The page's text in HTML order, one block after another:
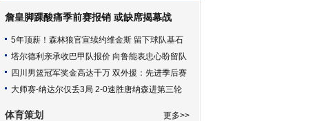
詹皇脚踝酸痛季前赛报销 或缺席揭幕战
5年顶薪！森林狼官宣续约维金斯 留下球队基石
塔尔德利亲承收巴甲队报价 向鲁能表忠心盼留队
四川男篮冠军奖金高达千万 双外援：先进季后赛
大师赛-纳达尔仅丢3局 2-0速胜唐纳森进第三轮
体育策划 更多>>